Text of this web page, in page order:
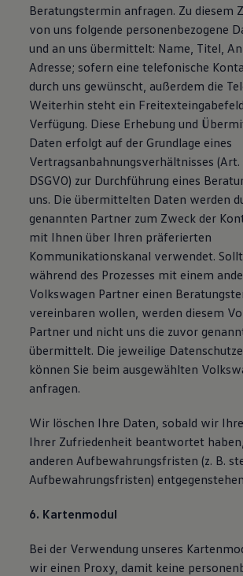
Beratungstermin anfragen. Zu diesem
von uns folgende personenbezogene
und an uns übermittelt: Name, Titel,
Adresse; sofern eine telefonische
durch uns gewünscht, außerdem die
Weiterhin steht ein
Verfügung. Diese Erhebung und
Daten erfolgt auf der Grundlage eines
Vertragsanbahnungsverhältnisses
DSGVO) zur Durchführung eines
uns. Die übermittelten Daten werden
genannten Partner zum Zweck der
mit Ihnen über Ihren präferierten
Kommunikationskanal verwendet.
während des Prozesses mit einem
Volkswagen Partner einen
vereinbaren wollen, werden diesem
Partner und nicht uns die zuvor
übermittelt. Die jeweilige
können Sie beim ausgewählten
anfragen.
Wir löschen Ihre Daten, sobald wir
Ihrer Zufriedenheit beantwortet
anderen Aufbewahrungsfristen (z. B.
Aufbewahrungsfristen)
6. Kartenmodul
Bei der Verwendung unseres
wir einen Proxy, damit keine